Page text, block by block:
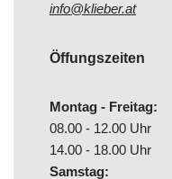
info@klieber.at
Öffungszeiten
Montag - Freitag:
08.00 - 12.00 Uhr
14.00 - 18.00 Uhr
Samstag: